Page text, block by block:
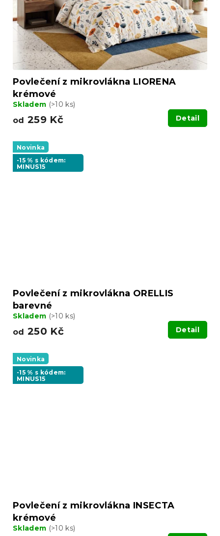
Povlečení z mikrovlákna LIORENA
krémové
Skladem (>10 ks)
od 259 Kč Detail
Novinka
-15 % s kódem:
MINUS15
Povlečení z mikrovlákna ORELLIS
barevné
Skladem (>10 ks)
od 250 Kč Detail
Novinka
-15 % s kódem:
MINUS15
Povlečení z mikrovlákna INSECTA
krémové
Skladem (>10 ks)